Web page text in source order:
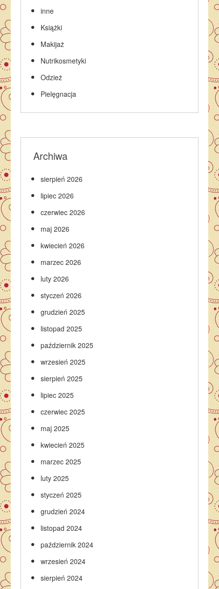
inne
Książki
Makijaż
Nutrikosmetyki
Odzież
Pielęgnacja
Archiwa
sierpień 2026
lipiec 2026
czerwiec 2026
maj 2026
kwiecień 2026
marzec 2026
luty 2026
styczeń 2026
grudzień 2025
listopad 2025
październik 2025
wrzesień 2025
sierpień 2025
lipiec 2025
czerwiec 2025
maj 2025
kwiecień 2025
marzec 2025
luty 2025
styczeń 2025
grudzień 2024
listopad 2024
październik 2024
wrzesień 2024
sierpień 2024